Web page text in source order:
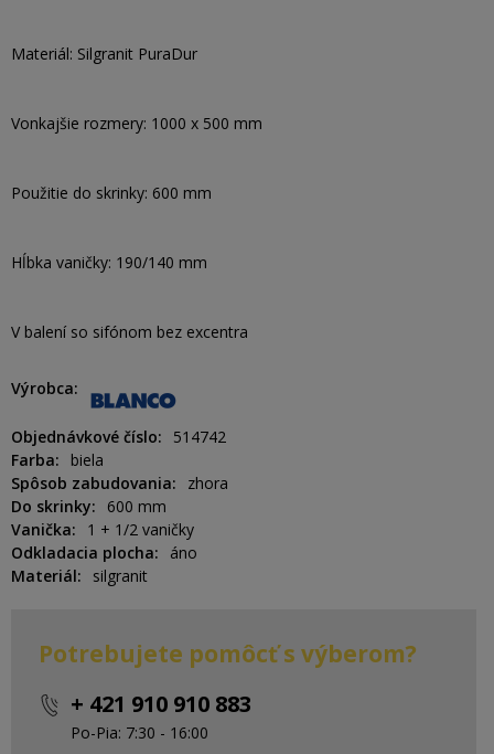
Materiál: Silgranit PuraDur
Vonkajšie rozmery: 1000 x 500 mm
Použitie do skrinky: 600 mm
Hĺbka vaničky: 190/140 mm
V balení so sifónom bez excentra
Výrobca
Objednávkové číslo
514742
Farba
biela
Spôsob zabudovania
zhora
Do skrinky
600 mm
Vanička
1 + 1/2 vaničky
Odkladacia plocha
áno
Materiál
silgranit
Potrebujete pomôcť s výberom?
+ 421 910 910 883
Po-Pia: 7:30 - 16:00